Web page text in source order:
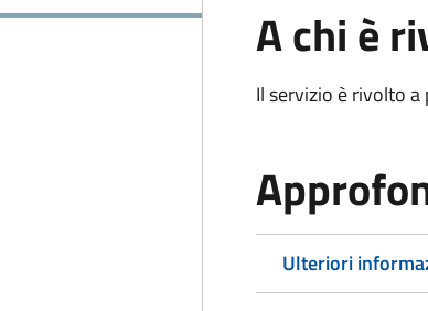
A chi è
Il servizio è rivolto
Ulteriori